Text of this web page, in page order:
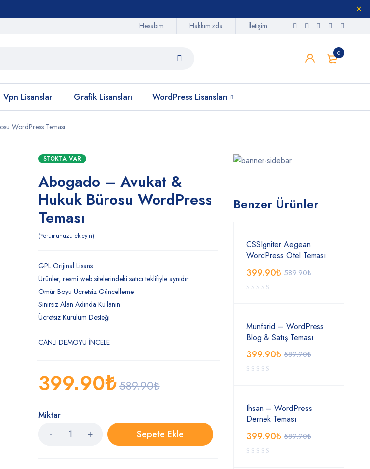
Hesabım Hakkımızda İletişim
0
Vpn Lisansları Grafik Lisansları WordPress Lisansları
WordPress Teması
STOKTA VAR
Abogado – Avukat &
Hukuk Bürosu WordPress
Teması
Yorumunuzu ekleyin
GPL Orijinal Lisans
Ürünler, resmi web sitelerindeki satıcı teklifiyle aynıdır.
Ömür Boyu Ücretsiz Güncelleme
Sınırsız Alan Adında Kullanın
Ücretsiz Kurulum Desteği
CANLI DEMOYU İNCELE
589.90₺
399.90₺
Miktar
Sepete Ekle
Benzer Ürünler
CSSIgniter Aegean
WordPress Otel Teması
589.90₺
399.90₺
Munfarid – WordPress
Blog & Satış Teması
589.90₺
399.90₺
Ihsan – WordPress
Dernek Teması
589.90₺
399.90₺